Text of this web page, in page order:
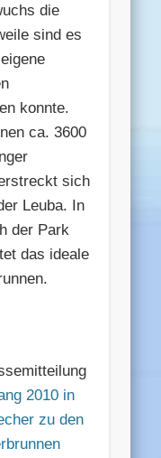
die
sind es
konnte.
ca. 3600
sich
Leuba. In
der Park
das ideale
2010 in
zu den